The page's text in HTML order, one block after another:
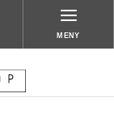
MENY